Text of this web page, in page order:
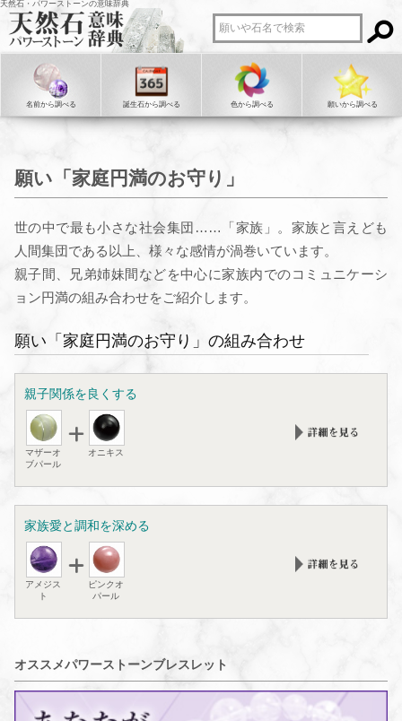
天然石・パワーストーンの意味辞典
名前から調べる 誕生石から調べる 色から調べる 願いから調べる
願い「家庭円満のお守り」
世の中で最も小さな社会集団……「家族」。家族と言えども
人間集団である以上、様々な感情が渦巻いています。
親子間、兄弟姉妹間などを中心に家族内でのコミュニケーシ
ョン円満の組み合わせをご紹介します。
願い「家庭円満のお守り」の組み合わせ
親子関係を良くする
マザーオ
ブパール
オニキス
家族愛と調和を深める
アメジス
ト
ピンクオ
パール
オススメパワーストーンブレスレット